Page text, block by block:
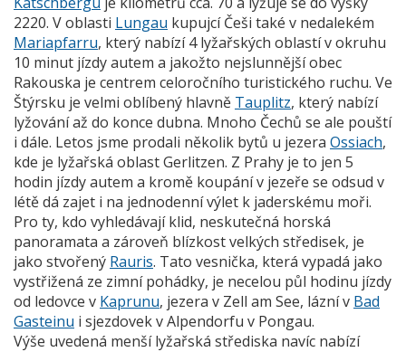
2220. V oblasti Lungau kupujcí Češi také v nedalekém
Mariapfarru, který nabízí 4 lyžařských oblastí v okruhu
10 minut jízdy autem a jakožto nejslunnější obec
Rakouska je centrem celoročního turistického ruchu. Ve
Štýrsku je velmi oblíbený hlavně Tauplitz, který nabízí
lyžování až do konce dubna. Mnoho Čechů se ale pouští
i dále. Letos jsme prodali několik bytů u jezera Ossiach,
kde je lyžařská oblast Gerlitzen. Z Prahy je to jen 5
hodin jízdy autem a kromě koupání v jezeře se odsud v
létě dá zajet i na jednodenní výlet k jaderskému moři.
Pro ty, kdo vyhledávají klid, neskutečná horská
panoramata a zároveň blízkost velkých středisek, je
jako stvořený Rauris. Tato vesnička, která vypadá jako
vystřižená ze zimní pohádky, je necelou půl hodinu jízdy
od ledovce v Kaprunu, jezera v Zell am See, lázní v Bad
Gasteinu i sjezdovek v Alpendorfu v Pongau.
Výše uvedená menší lyžařská střediska navíc nabízí